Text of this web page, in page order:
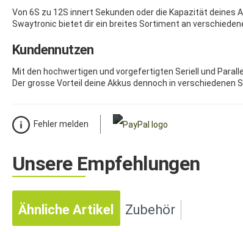
Von 6S zu 12S innert Sekunden oder die Kapazität deines
Swaytronic bietet dir ein breites Sortiment an
Kundennutzen
Mit den hochwertigen und vorgefertigten Seriell und
Der grosse Vorteil deine Akkus dennoch in
Fehler melden
Unsere Empfehlungen
Ähnliche Artikel Zubehör